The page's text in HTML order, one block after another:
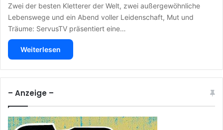
Zwei der besten Kletterer der Welt, zwei außergewöhnliche
Lebenswege und ein Abend voller Leidenschaft, Mut und
Träume: ServusTV präsentiert eine…
Weiterlesen
– Anzeige –